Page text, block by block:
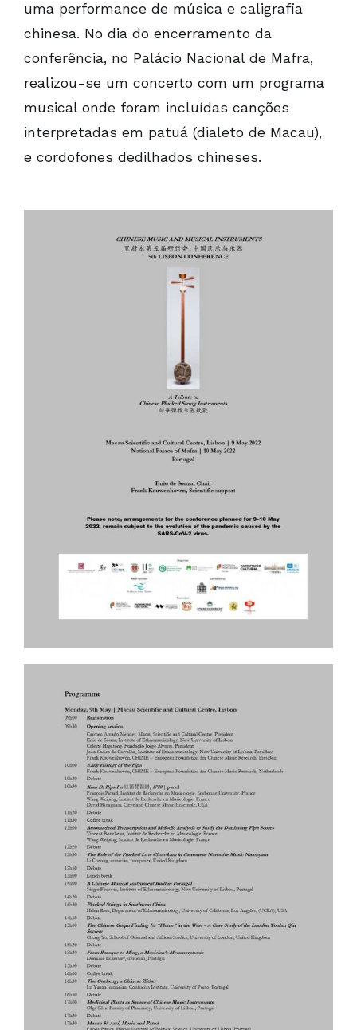
uma performance de música e caligrafia
chinesa. No dia do encerramento da
conferência, no Palácio Nacional de Mafra,
realizou-se um concerto com um programa
musical onde foram incluídas canções
interpretadas em patuá (dialeto de Macau),
e cordofones dedilhados chineses.